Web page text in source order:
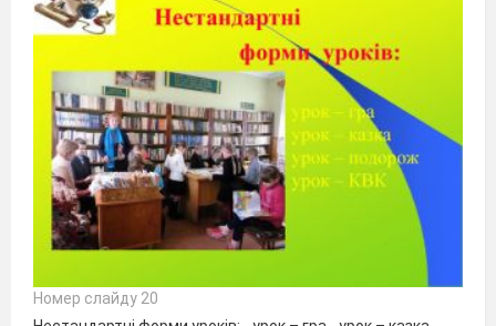
Номер слайду 20